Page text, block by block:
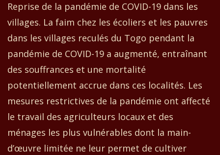
Reprise de la pandémie de COVID-19 dans les
villages. La faim chez les écoliers et les pauvres
dans les villages reculés du Togo pendant la
pandémie de COVID-19 a augmenté, entraînant
des souffrances et une mortalité
potentiellement accrue dans ces localités. Les
mesures restrictives de la pandémie ont affecté
le travail des agriculteurs locaux et des
ménages les plus vulnérables dont la main-
d’œuvre limitée ne leur permet de cultiver